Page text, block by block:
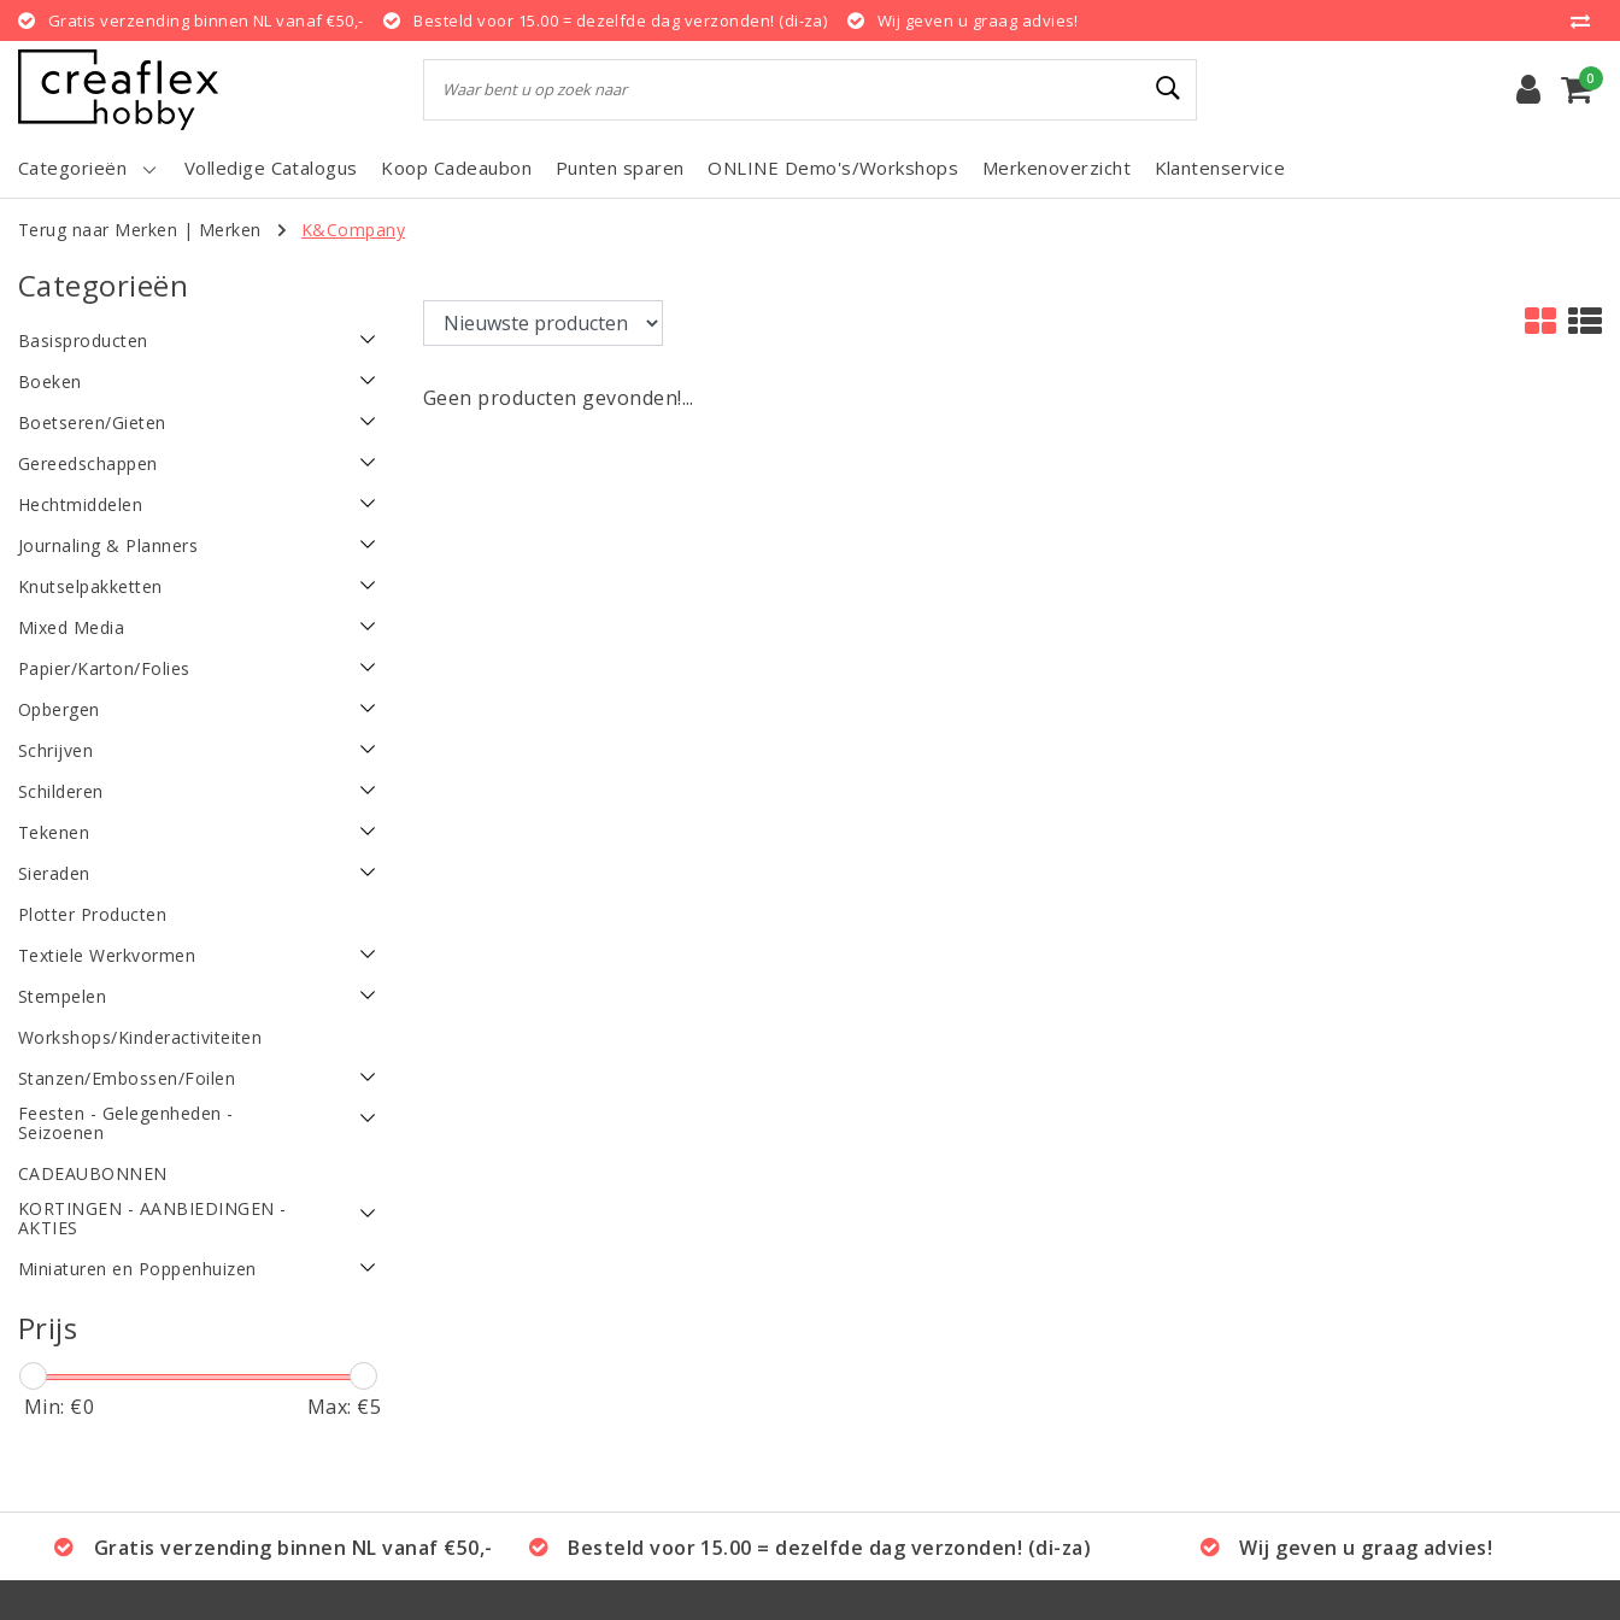
Gratis verzending binnen NL vanaf €50,- Besteld voor 15.00 = dezelfde dag verzonden! (di-za) Wij geven u graag advies!
0
Categorieën Volledige Catalogus Koop Cadeaubon Punten sparen ONLINE Demo's/Workshops Merkenoverzicht Klantenservice
Terug naar Merken | Merken K&Company
Categorieën
Basisproducten
Boeken
Boetseren/Gieten
Gereedschappen
Hechtmiddelen
Journaling & Planners
Knutselpakketten
Mixed Media
Papier/Karton/Folies
Opbergen
Schrijven
Schilderen
Tekenen
Sieraden
Plotter Producten
Textiele Werkvormen
Stempelen
Workshops/Kinderactiviteiten
Stanzen/Embossen/Foilen
Feesten - Gelegenheden -
Seizoenen
CADEAUBONNEN
KORTINGEN - AANBIEDINGEN -
AKTIES
Miniaturen en Poppenhuizen
Prijs
Min: €0 Max: €5
Geen producten gevonden!...
Gratis verzending binnen NL vanaf €50,- Besteld voor 15.00 = dezelfde dag verzonden! (di-za) Wij geven u graag advies!